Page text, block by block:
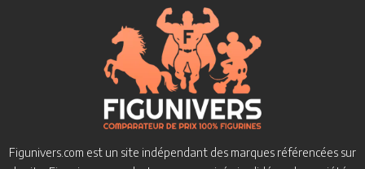
Figunivers.com est un site indépendant des marques référencées sur